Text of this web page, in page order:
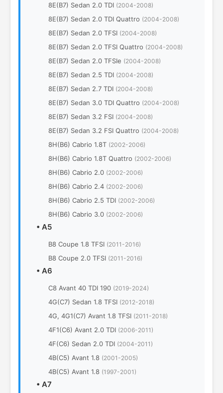
8E(B7) Sedan 2.0 TDI (2004-2008)
8E(B7) Sedan 2.0 TDI Quattro (2004-2008)
8E(B7) Sedan 2.0 TFSI (2004-2008)
8E(B7) Sedan 2.0 TFSI Quattro (2004-2008)
8E(B7) Sedan 2.0 TFSIe (2004-2008)
8E(B7) Sedan 2.5 TDI (2004-2008)
8E(B7) Sedan 2.7 TDI (2004-2008)
8E(B7) Sedan 3.0 TDI Quattro (2004-2008)
8E(B7) Sedan 3.2 FSI (2004-2008)
8E(B7) Sedan 3.2 FSI Quattro (2004-2008)
8H(B6) Cabrio 1.8T (2002-2006)
8H(B6) Cabrio 1.8T Quattro (2002-2006)
8H(B6) Cabrio 2.0 (2002-2006)
8H(B6) Cabrio 2.4 (2002-2006)
8H(B6) Cabrio 2.5 TDI (2002-2006)
8H(B6) Cabrio 3.0 (2002-2006)
• A5
B8 Coupe 1.8 TFSI (2011-2016)
B8 Coupe 2.0 TFSI (2011-2016)
• A6
C8 Avant 40 TDI 190 (2019-2024)
4G(C7) Sedan 1.8 TFSI (2012-2018)
4G, 4G1(C7) Avant 1.8 TFSI (2011-2018)
4F1(C6) Avant 2.0 TDI (2006-2011)
4F(C6) Sedan 2.0 TDI (2004-2011)
4B(C5) Avant 1.8 (2001-2005)
4B(C5) Avant 1.8 (1997-2001)
• A7